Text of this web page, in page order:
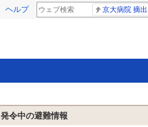
ヘルプ 京大病院 摘出
発令中の避難情報